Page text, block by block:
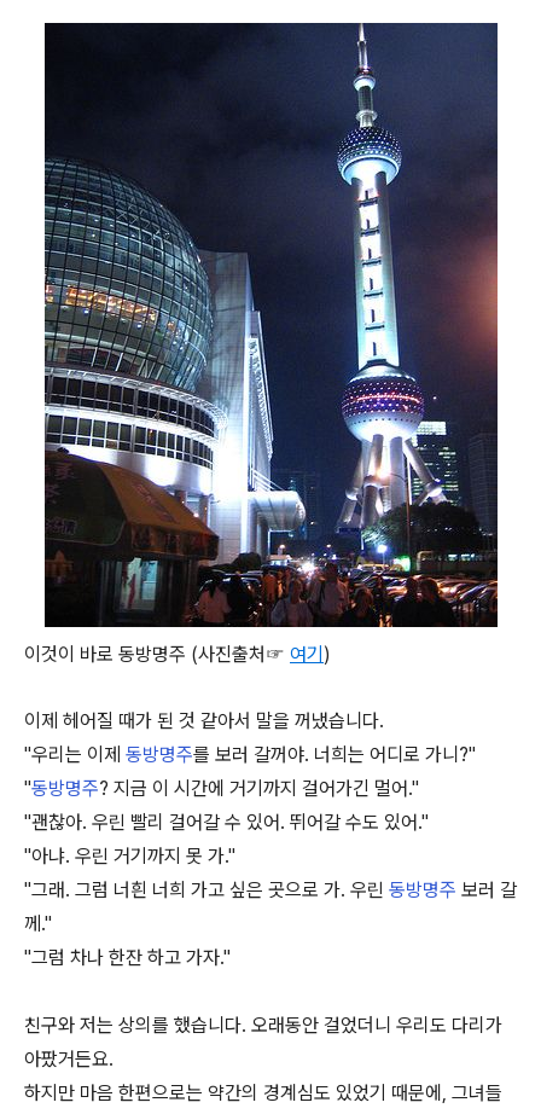
이것이 바로 동방명주 (사진출처☞ 여기)
이제 헤어질 때가 된 것 같아서 말을 꺼냈습니다.
"우리는 이제 동방명주를 보러 갈꺼야. 너희는 어디로 가니?"
"동방명주? 지금 이 시간에 거기까지 걸어가긴 멀어."
"괜찮아. 우린 빨리 걸어갈 수 있어. 뛰어갈 수도 있어."
"아냐. 우린 거기까지 못 가."
"그래. 그럼 너흰 너희 가고 싶은 곳으로 가. 우린 동방명주 보러 갈
께."
"그럼 차나 한잔 하고 가자."
친구와 저는 상의를 했습니다. 오래동안 걸었더니 우리도 다리가
아팠거든요.
하지만 마음 한편으로는 약간의 경계심도 있었기 때문에, 그녀들